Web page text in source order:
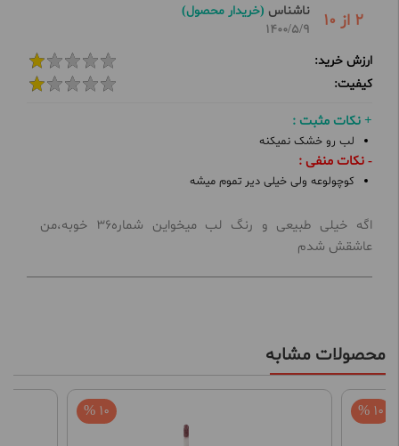
2 از 10 ناشناس (خریدار محصول)
1400/5/9
ارزش خرید:
کیفیت:
+ نکات مثبت :
لب رو خشک نمیکنه
- نکات منفی :
کوچولوعه ولی خیلی دیر تموم میشه
اگه خیلی طبیعی و رنگ لب میخواین شماره۳۶ خوبه،من
عاشقش شدم
محصولات مشابه
10 % 10 %